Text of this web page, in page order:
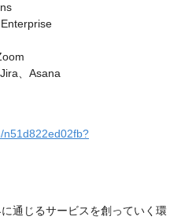
、Asana
n51d822ed02fb?
通じるサービスを創っていく環